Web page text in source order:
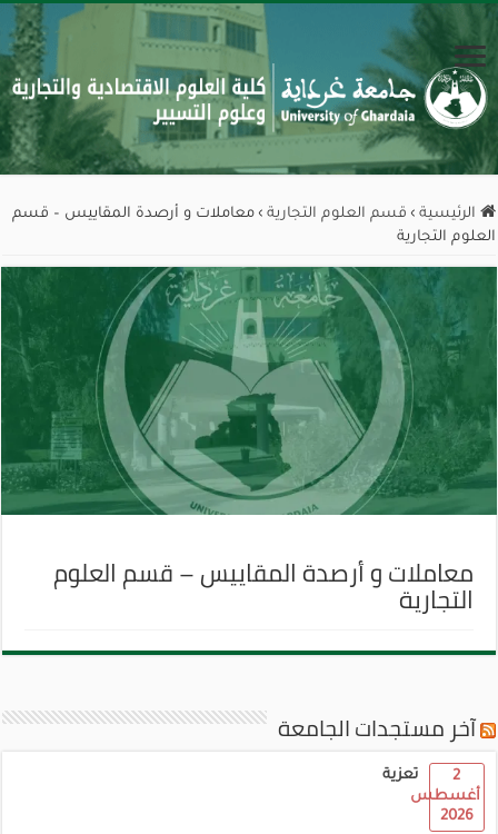
الرئيسية › قسم العلوم التجارية › معاملات و أرصدة المقاييس – قسم
العلوم التجارية
معاملات و أرصدة المقاييس – قسم العلوم
التجارية
آخر مستجدات الجامعة
تعزية
2
أغسطس
2026